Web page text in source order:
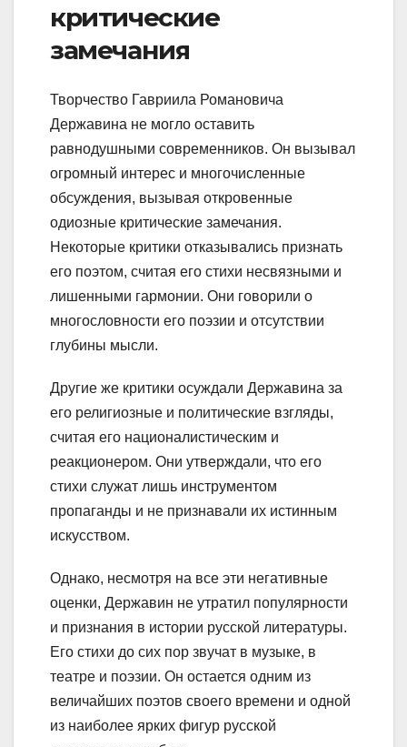
критические
замечания
Творчество Гавриила Романовича
Державина не могло оставить
равнодушными современников. Он вызывал
огромный интерес и многочисленные
обсуждения, вызывая откровенные
одиозные критические замечания.
Некоторые критики отказывались признать
его поэтом, считая его стихи несвязными и
лишенными гармонии. Они говорили о
многословности его поэзии и отсутствии
глубины мысли.
Другие же критики осуждали Державина за
его религиозные и политические взгляды,
считая его националистическим и
реакционером. Они утверждали, что его
стихи служат лишь инструментом
пропаганды и не признавали их истинным
искусством.
Однако, несмотря на все эти негативные
оценки, Державин не утратил популярности
и признания в истории русской литературы.
Его стихи до сих пор звучат в музыке, в
театре и поэзии. Он остается одним из
величайших поэтов своего времени и одной
из наиболее ярких фигур русской